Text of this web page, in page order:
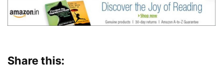
Share this: